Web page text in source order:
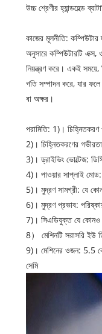
উচ্চ শ্রেণীর হ্যান্ডহেল্ড
কাজের মূলনীতি: কম্পিউটার
অনুসারে কম্পিউটারটি এক্স,
নিয়ন্ত্রণ করে। একই সময়ে,
গতি সম্পাদন করে, যার
বা অক্ষর।
পরামিতি: 1)। চিহ্নিতকরণ
2)। চিহ্নিতকরণের
3)। ড্রাইভিং ভোল্টেজ:
4)। পাওয়ার সাপ্লাই মোড:
5)। মুদ্রণ সামগ্রী: যে
6)। মুদ্রণ প্রভাব:
7)। সিএডিযুক্ত যে কোনও
8） মেশিনটি সরাসরি ইউ
9)। মেশিনের ওজন: 5.5
সেমি